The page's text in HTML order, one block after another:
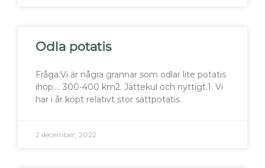
Odla potatis
Fråga:Vi är några grannar som odlar lite potatis
ihop…. 300-400 km2. Jättekul och nyttigt.1. Vi
har i år köpt relativt stor sättpotatis.
2 december, 2022